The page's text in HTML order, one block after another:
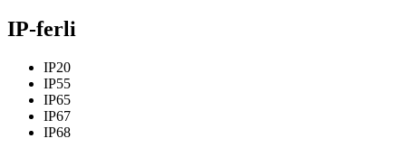
IP-ferli
IP20
IP55
IP65
IP67
IP68